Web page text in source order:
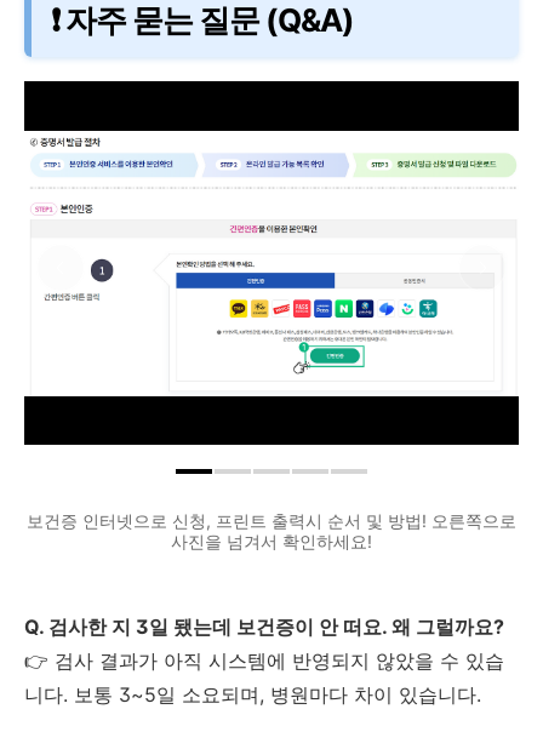
❗ 자주 묻는 질문 (Q&A)
보건증 인터넷으로 신청, 프린트 출력시 순서 및 방법! 오른쪽으로
사진을 넘겨서 확인하세요!
Q. 검사한 지 3일 됐는데 보건증이 안 떠요. 왜 그럴까요?
👉 검사 결과가 아직 시스템에 반영되지 않았을 수 있습
니다. 보통 3~5일 소요되며, 병원마다 차이 있습니다.